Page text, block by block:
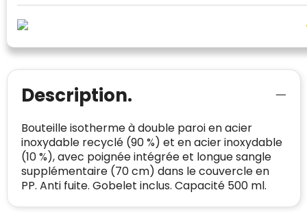
Description.
Bouteille isotherme à double paroi en acier
inoxydable recyclé (90 %) et en acier inoxydable
(10 %), avec poignée intégrée et longue sangle
supplémentaire (70 cm) dans le couvercle en
PP. Anti fuite. Gobelet inclus. Capacité 500 ml.
BEDRIJFSGEGEVENS
Domein: linkkado.be
Oprichting van de
onderneming
Aantal werknemers: 1-10
Trustindex-certificaat
starten:
2026-04-22
Spam E-mail is spamvrij
certificaat verkrijgen. Zoekt u bij het winkelen
met vertrouwen!
Meer informatie »
Bouwt u vertrouwen op en verhoogt u uw
verkoop met de Trustindex-certificaat.
Meer informatie»